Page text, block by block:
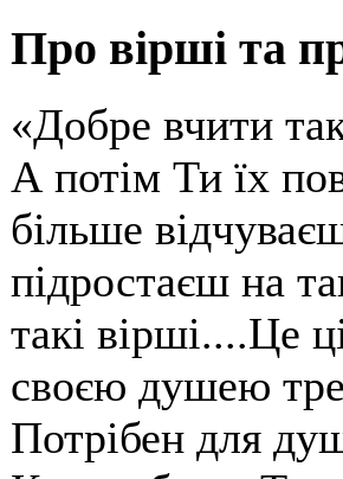
Про вірші та
«Добре вчити
А потім Ти їх
більше
підростаєш на
такі вірші....Це
своєю душею
Потрібен для